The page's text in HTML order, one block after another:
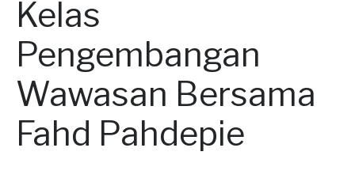
Kelas
Pengembangan
Wawasan Bersama
Fahd Pahdepie